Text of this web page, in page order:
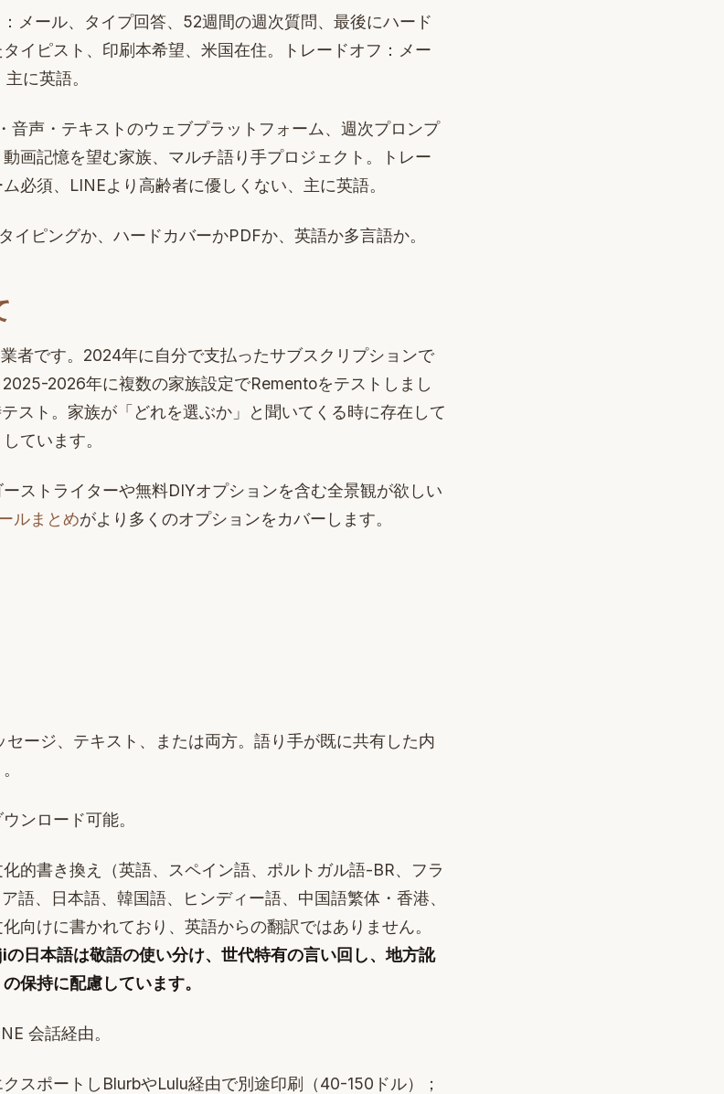
：メール、タイプ回答、52週間の週次質問、最後にハード
イピスト、印刷本希望、米国在住。トレードオフ：メー
に英語。
音声・テキストのウェブプラットフォーム、週次プロンプ
画記憶を望む家族、マルチ語り手プロジェクト。トレー
必須、LINEより高齢者に優しくない、主に英語。
イピングか、ハードカバーかPDFか、英語か多言語か。
者です。2024年に自分で支払ったサブスクリプションで
2026年に複数の家族設定でRementoをテストしまし
スト。家族が「どれを選ぶか」と聞いてくる時に存在して
ています。
ストライターや無料DIYオプションを含む全景観が欲しい
ルまとめがより多くのオプションをカバーします。
セージ、テキスト、または両方。語り手が既に共有した内
ンロード可能。
的書き換え（英語、スペイン語、ポルトガル語-BR、フラ
語、日本語、韓国語、ヒンディー語、中国語繁体・香港、
向けに書かれており、英語からの翻訳ではありません。
日本語は敬語の使い分け、世代特有の言い回し、地方訛
保持に配慮しています。
会話経由。
スポートしBlurbやLulu経由で別途印刷（40-150ドル）；